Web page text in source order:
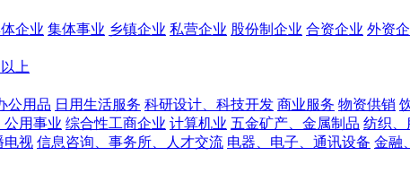
企业 集体事业 乡镇企业 私营企业 股份制企业 合资企业 外资
上
公用品 日用生活服务 科研设计、科技开发 商业服务 物资供销
公用事业 综合性工商企业 计算机业 五金矿产、金属制品 纺织、
电视 信息咨询、事务所、人才交流 电器、电子、通讯设备 金融